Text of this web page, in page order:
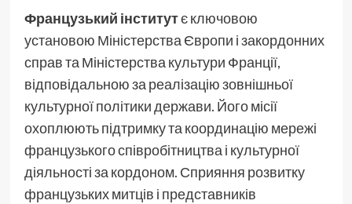
Французький інститутє ключовою
установою Міністерства Європи і закордонних
справ та Міністерства культури Франції,
відповідальною за реалізацію зовнішньої
культурної політики держави. Його місії
охоплюють підтримку та координацію мережі
французького співробітництва і культурної
діяльності за кордоном. Сприяння розвитку
французьких митців і представників